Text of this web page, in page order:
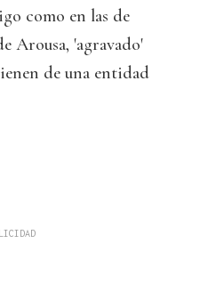
como en las de
Arousa, 'agravado'
de una entidad